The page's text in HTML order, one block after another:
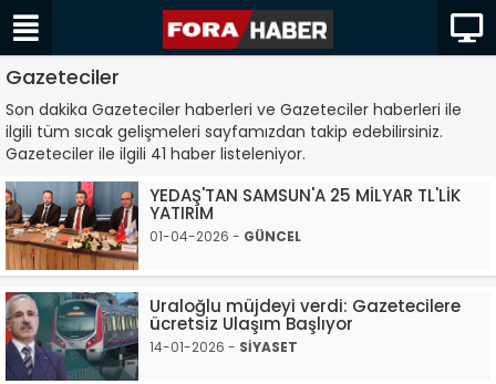
Gazeteciler
Son dakika Gazeteciler haberleri ve Gazeteciler haberleri ile
ilgili tüm sıcak gelişmeleri sayfamızdan takip edebilirsiniz.
Gazeteciler ile ilgili 41 haber listeleniyor.
YEDAŞ'TAN SAMSUN'A 25 MİLYAR TL'LİK
YATIRIM
01-04-2026 - GÜNCEL
Uraloğlu müjdeyi verdi: Gazetecilere
ücretsiz Ulaşım Başlıyor
14-01-2026 - SİYASET